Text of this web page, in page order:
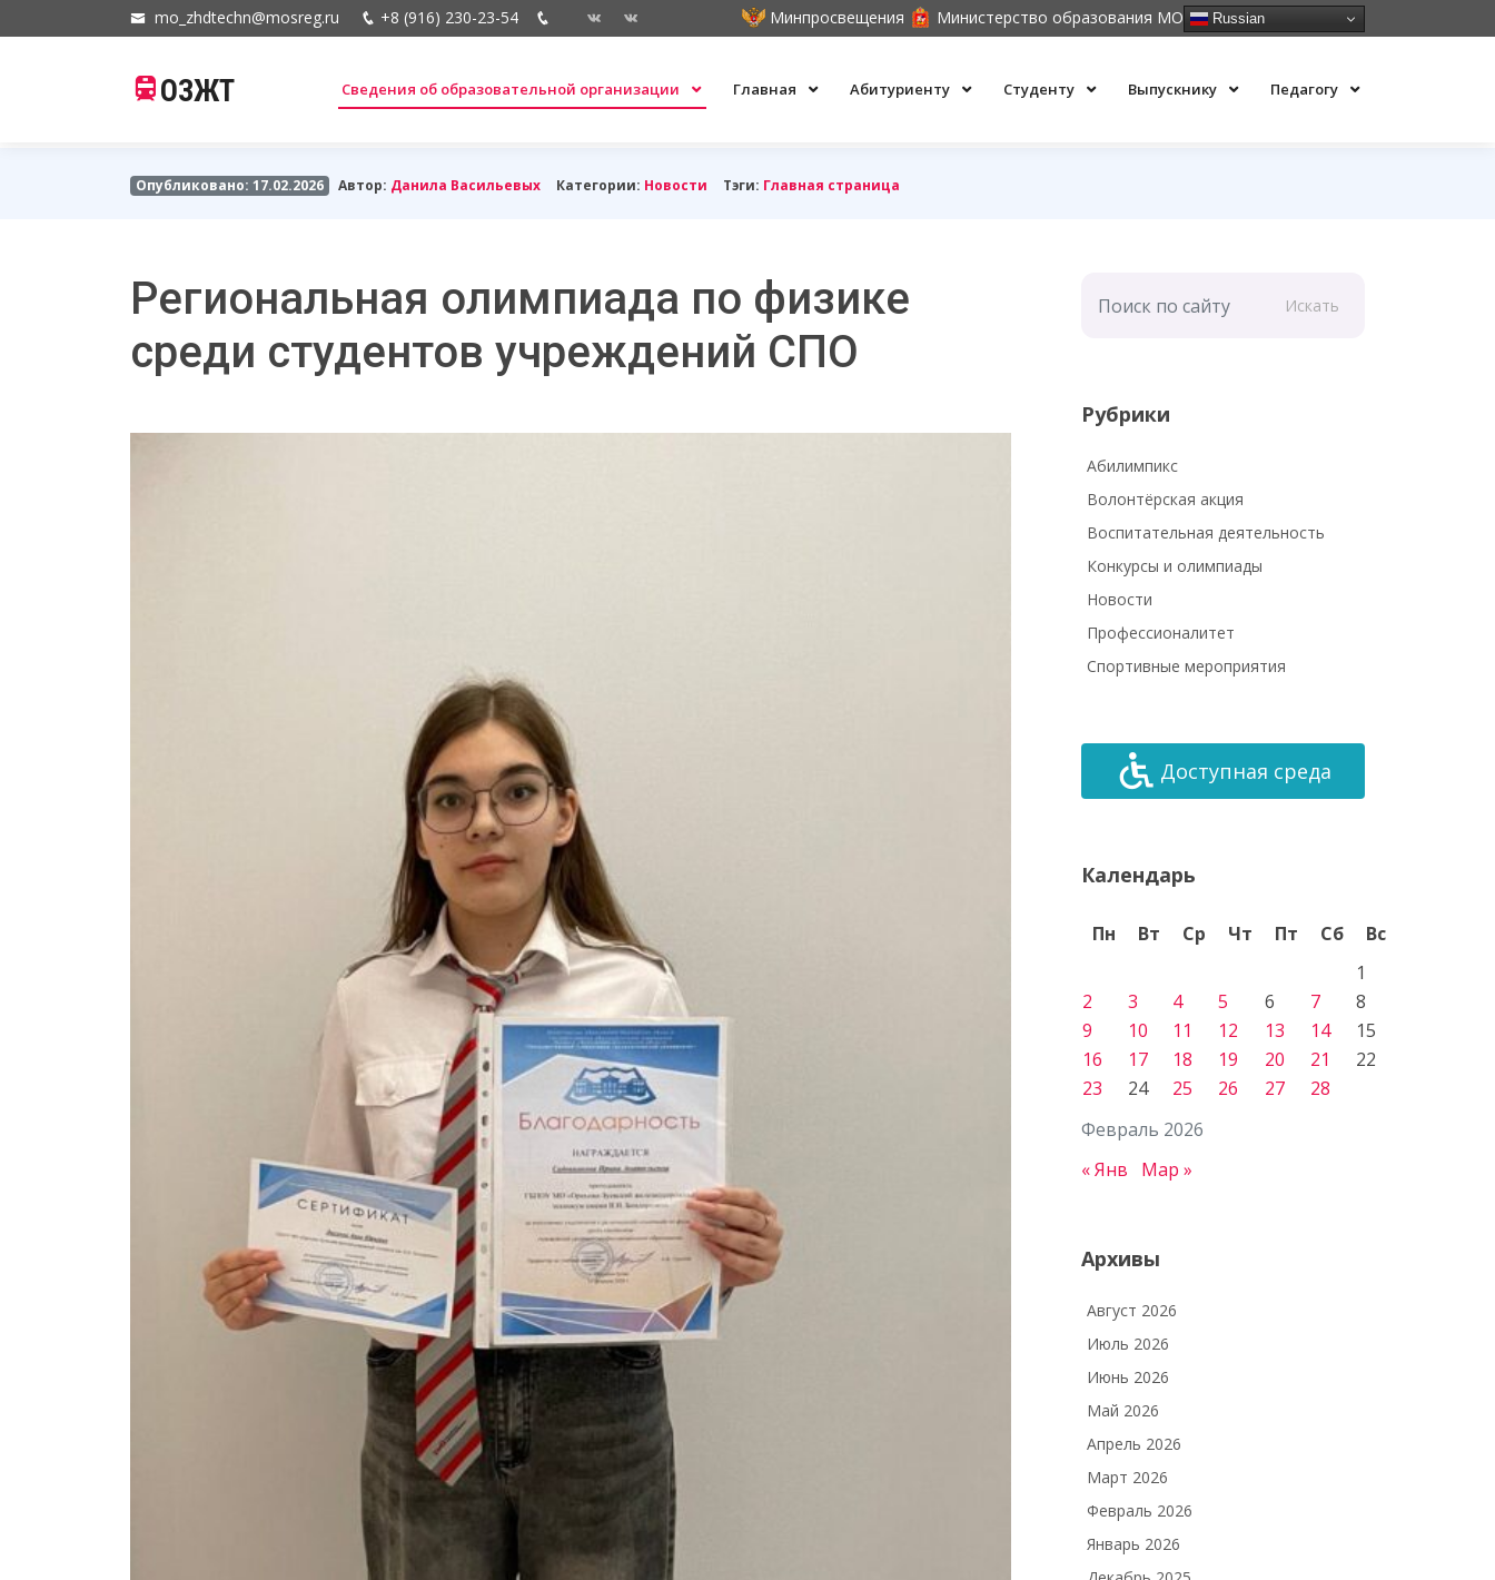
mo_zhdtechn@mosreg.ru +8 (916) 230-23-54 Минпросвещения Министерство образования МО Russian
ОЗЖТ Сведения об образовательной организации Главная Абитуриенту Студенту Выпускнику Педагогу
Опубликовано: 17.02.2026 Автор: Данила Васильевых Категории: Новости Тэги: Главная страница
Региональная олимпиада по физике
среди студентов учреждений СПО
Искать
Рубрики
Абилимпикс
Волонтёрская акция
Воспитательная деятельность
Конкурсы и олимпиады
Новости
Профессионалитет
Спортивные мероприятия
Доступная среда
Календарь
Февраль 2026
Пн Вт Ср Чт Пт Сб
Вс
1
2
3 4 5 6 7
8
9
10 11 12 13 14
15
16
17 18 19 20 21
22
23
24 25 26 27 28
« Янв Мар »
Архивы
Август 2026
Июль 2026
Июнь 2026
Май 2026
Апрель 2026
Март 2026
Февраль 2026
Январь 2026